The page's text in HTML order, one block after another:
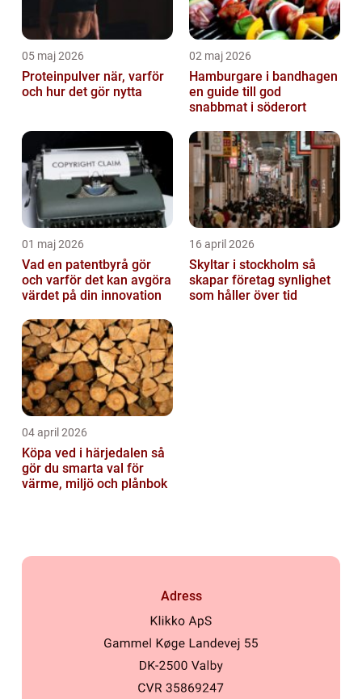
05 maj 2026
Proteinpulver när, varför
och hur det gör nytta
02 maj 2026
Hamburgare i bandhagen
en guide till god
snabbmat i söderort
01 maj 2026
Vad en patentbyrå gör
och varför det kan avgöra
värdet på din innovation
16 april 2026
Skyltar i stockholm så
skapar företag synlighet
som håller över tid
04 april 2026
Köpa ved i härjedalen så
gör du smarta val för
värme, miljö och plånbok
Adress